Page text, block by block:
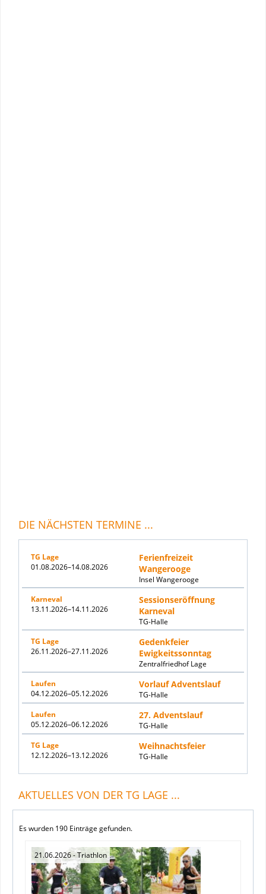
DIE NÄCHSTEN TERMINE ...
TG Lage
01.08.2026–14.08.2026
Ferienfreizeit
Wangerooge
Insel Wangerooge
Karneval
13.11.2026–14.11.2026
Sessionseröffnung
Karneval
TG-Halle
TG Lage
26.11.2026–27.11.2026
Gedenkfeier
Ewigkeitssonntag
Zentralfriedhof Lage
Laufen
04.12.2026–05.12.2026
Vorlauf Adventslauf
TG-Halle
Laufen
05.12.2026–06.12.2026
27. Adventslauf
TG-Halle
TG Lage
12.12.2026–13.12.2026
Weihnachtsfeier
TG-Halle
AKTUELLES VON DER TG LAGE ...
Es wurden 190 Einträge gefunden.
21.06.2026- Triathlon